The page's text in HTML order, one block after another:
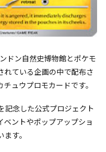
ドン自然史博物館とポケモ
れている企画の中で配布さ
ュウプロモカードです。
記念した公式プロジェクト
ントやポップアップショ
す。